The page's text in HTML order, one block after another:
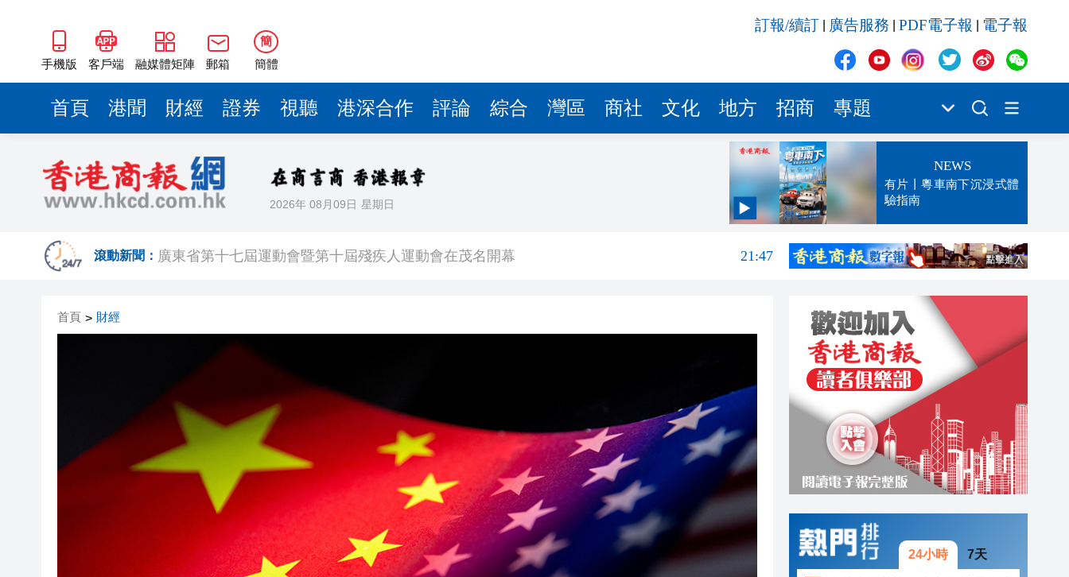
手機版 客戶端 融媒體矩陣 郵箱
簡
簡體
訂報/續訂 廣告服務 PDF電子報 電子報
首頁 港聞 財經 證券 視聽 港深合作 評論 綜合 灣區 商社 文化 地方 招商 專題
2026年 08月09日 星期日
NEWS
有片丨粵車南下沉浸式體
驗指南
滾動新聞：
22:14
廣東省第十七屆運動會暨第十屆殘疾人運動會在茂名開幕
21:47
2026暑期檔票房破85億元！已連續30天單日票房破億
有片丨李家超：新皇崗口岸「越早開放越好」 將進行大量測試及演練
21:08
「APEC大會倒計時100天媒體采風活動」圓滿收官 展示深圳科創與文化硬實力
極端天氣已致菲律賓逾38萬人受災、6人死亡
20:21
首頁 > 財經
24小時 7天